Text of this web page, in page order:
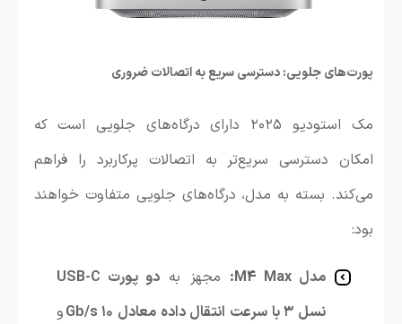
پورت‌های جلویی: دسترسی سریع به اتصالات ضروری
مک استودیو ۲۰۲۵ دارای درگاه‌های جلویی است که
امکان دسترسی سریع‌تر به اتصالات پرکاربرد را فراهم
می‌کند. بسته به مدل، درگاه‌های جلویی متفاوت خواهند
بود:
مدل M4 Max: مجهز به
دو پورت USB-C
نسل ۳ با سرعت انتقال داده معادل ۱۰ Gb/s
و